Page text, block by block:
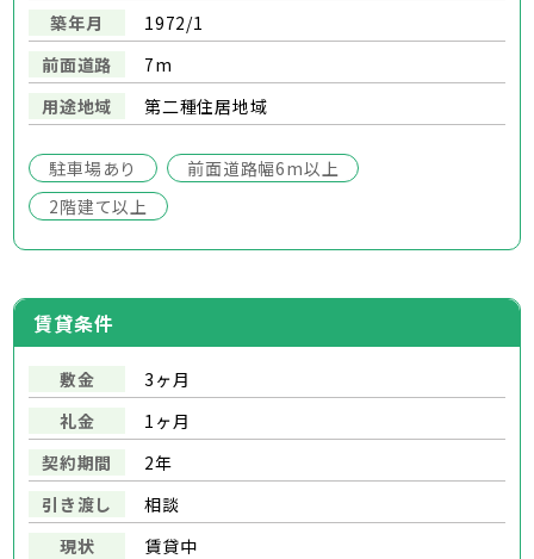
築年月
1972/1
前面道路
7m
用途地域
第二種住居地域
駐車場あり
前面道路幅6m以上
2階建て以上
賃貸条件
敷金
3ヶ月
礼金
1ヶ月
契約期間
2年
引き渡し
相談
現状
賃貸中